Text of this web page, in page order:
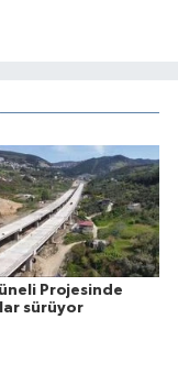
Projesinde
sürüyor